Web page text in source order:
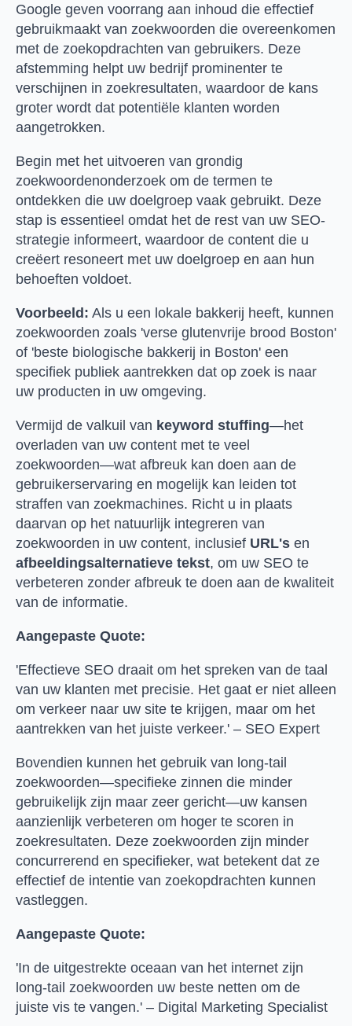
Google geven voorrang aan inhoud die effectief
gebruikmaakt van zoekwoorden die overeenkomen
met de zoekopdrachten van gebruikers. Deze
afstemming helpt uw bedrijf prominenter te
verschijnen in zoekresultaten, waardoor de kans
groter wordt dat potentiële klanten worden
aangetrokken.
Begin met het uitvoeren van grondig
zoekwoordenonderzoek om de termen te
ontdekken die uw doelgroep vaak gebruikt. Deze
stap is essentieel omdat het de rest van uw SEO-
strategie informeert, waardoor de content die u
creëert resoneert met uw doelgroep en aan hun
behoeften voldoet.
Voorbeeld: Als u een lokale bakkerij heeft, kunnen
zoekwoorden zoals 'verse glutenvrije brood Boston'
of 'beste biologische bakkerij in Boston' een
specifiek publiek aantrekken dat op zoek is naar
uw producten in uw omgeving.
Vermijd de valkuil van keyword stuffing—het
overladen van uw content met te veel
zoekwoorden—wat afbreuk kan doen aan de
gebruikerservaring en mogelijk kan leiden tot
straffen van zoekmachines. Richt u in plaats
daarvan op het natuurlijk integreren van
zoekwoorden in uw content, inclusief URL's en
afbeeldingsalternatieve tekst, om uw SEO te
verbeteren zonder afbreuk te doen aan de kwaliteit
van de informatie.
Aangepaste Quote:
'Effectieve SEO draait om het spreken van de taal
van uw klanten met precisie. Het gaat er niet alleen
om verkeer naar uw site te krijgen, maar om het
aantrekken van het juiste verkeer.' – SEO Expert
Bovendien kunnen het gebruik van long-tail
zoekwoorden—specifieke zinnen die minder
gebruikelijk zijn maar zeer gericht—uw kansen
aanzienlijk verbeteren om hoger te scoren in
zoekresultaten. Deze zoekwoorden zijn minder
concurrerend en specifieker, wat betekent dat ze
effectief de intentie van zoekopdrachten kunnen
vastleggen.
Aangepaste Quote:
'In de uitgestrekte oceaan van het internet zijn
long-tail zoekwoorden uw beste netten om de
juiste vis te vangen.' – Digital Marketing Specialist